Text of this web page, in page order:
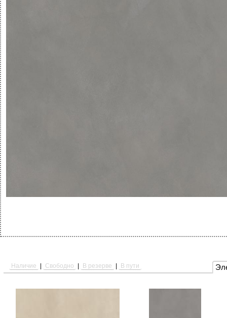
Наличие Свободно В резерве В пути